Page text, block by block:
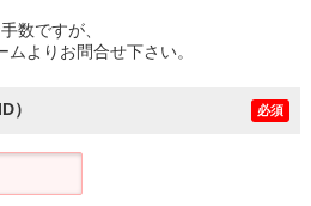
数ですが、
ムよりお問合せ下さい。
） 必須